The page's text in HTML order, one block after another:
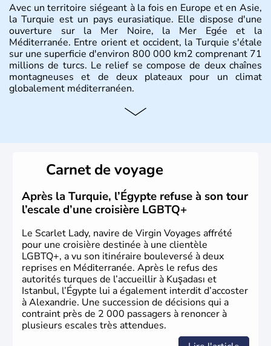
Avec un territoire siégeant à la fois en Europe et en Asie,
la Turquie est un pays eurasiatique. Elle dispose d'une
ouverture sur la Mer Noire, la Mer Egée et la
Méditerranée. Entre orient et occident, la Turquie s'étale
sur une superficie d'environ 800 000 km2 comprenant 71
millions de turcs. Le relief se compose de deux chaînes
montagneuses et de deux plateaux pour un climat
globalement méditerranéen.
Histoire et administration
qui constitueront en 1299 les fondations de l'Empire
ottoman. Après avoir rattaché l'Anatolie et la Thrace
orientale au territoire turc, la République est proclamée
le 29 octobre 1923. Ankara remplace alors Istanbul au
titre de capitale du pays.
Carnet de voyage
Après la Turquie, l’Égypte refuse à son tour
l’escale d’une croisière LGBTQ+
Le Scarlet Lady, navire de Virgin Voyages affrété
pour une croisière destinée à une clientèle
LGBTQ+, a vu son itinéraire bouleversé à deux
reprises en Méditerranée. Après le refus des
autorités turques de l’accueillir à Kuşadası et
Istanbul, l’Égypte lui a également interdit d’accoster
à Alexandrie. Une succession de décisions qui a
contraint près de 2 000 passagers à renoncer à
plusieurs escales très attendues.